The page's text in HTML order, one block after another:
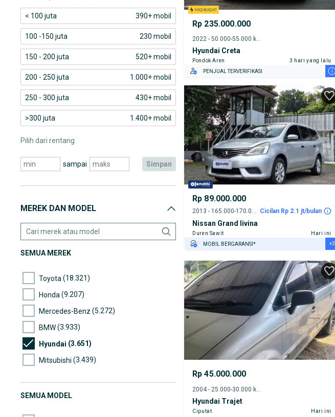
< 100 juta 390+ mobil
100 -150 juta 230 mobil
150 - 200 juta 520+ mobil
200 - 250 juta 1.000+ mobil
250 - 300 juta 430+ mobil
>300 juta 1.400+ mobil
Pilih dari rentang
sampai simpan
MEREK DAN MODEL
SEMUA MEREK
Toyota (18.321)
Honda (9.207)
Mercedes-Benz (5.272)
BMW(3.933)
Hyundai (3.651)
Mitsubishi (3.439)
Suzuki(2.672)
SEMUA MODEL
Rp 235.000.000
2022 - 50.000-55.000 km
Hyundai Creta
Pondok Aren
3 hari yang lalu
PENJUAL TERVERIFIKASI
i
Rp 89.000.000
2013 - 165.000-170.000 km Cicilan Rp 2.1 jt/bulan
Nissan Grand livina
Duren Sawit
Hari ini
MOBIL BERGARANSI*
TEST DRIVE DARI RUMAH
GRATIS BIAYA JASA PERAWATAN*
+3
Rp 45.000.000
2004 - 25.000-30.000 km
Hyundai Trajet
Ciputat Hari ini